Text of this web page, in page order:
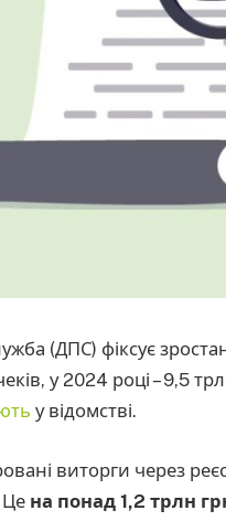
(ДПС) фіксує
у 2024 році – 9,5
у відомстві.
виторги через
Це на понад 1,2 трлн